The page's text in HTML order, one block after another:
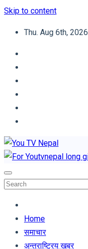
Skip to content
Thu. Aug 6th, 2026
Home
समाचार
अन्तराष्ट्रिय खबर